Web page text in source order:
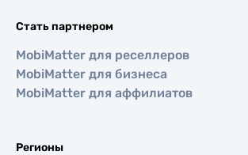
Стать партнером
MobiMatter для реселлеров
MobiMatter для бизнеса
MobiMatter для аффилиатов
Регионы